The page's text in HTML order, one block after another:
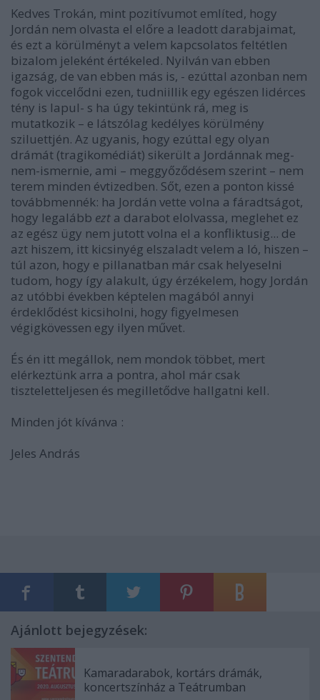
Kedves Trokán, mint pozitívumot említed, hogy
Jordán nem olvasta el előre a leadott darabjaimat,
és ezt a körülményt a velem kapcsolatos feltétlen
bizalom jeleként értékeled. Nyilván van ebben
igazság, de van ebben más is, - ezúttal azonban nem
fogok viccelődni ezen, tudniillik egy egészen lidérces
tény is lapul- s ha úgy tekintünk rá, meg is
mutatkozik – e látszólag kedélyes körülmény
sziluettjén. Az ugyanis, hogy ezúttal egy olyan
drámát (tragikomédiát) sikerült a Jordánnak meg-
nem-ismernie, ami – meggyőződésem szerint – nem
terem minden évtizedben. Sőt, ezen a ponton kissé
továbbmennék: ha Jordán vette volna a fáradtságot,
hogy legalább ezt a darabot elolvassa, meglehet ez
az egész ügy nem jutott volna el a konfliktusig... de
azt hiszem, itt kicsinyég elszaladt velem a ló, hiszen –
túl azon, hogy e pillanatban már csak helyeselni
tudom, hogy így alakult, úgy érzékelem, hogy Jordán
az utóbbi években képtelen magából annyi
érdeklődést kicsiholni, hogy figyelmesen
végigkövessen egy ilyen művet.
És én itt megállok, nem mondok többet, mert
elérkeztünk arra a pontra, ahol már csak
tiszteletteljesen és megilletődve hallgatni kell.
Minden jót kívánva :
Jeles András
Ajánlott bejegyzések:
Kamaradarabok, kortárs drámák,
koncertszínház a Teátrumban